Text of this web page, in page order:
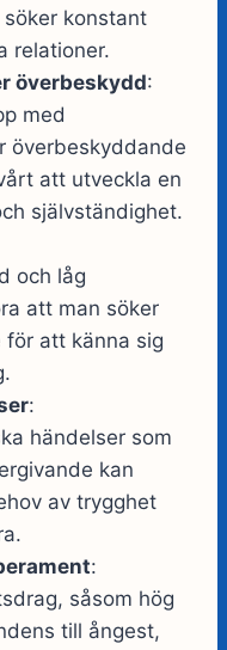
konstant
relationer.
överbeskydd:
med
överbeskyddande
att utveckla en
självständighet.
och låg
att man söker
att känna sig
:
händelser som
kan
av trygghet
:
såsom hög
till ångest,